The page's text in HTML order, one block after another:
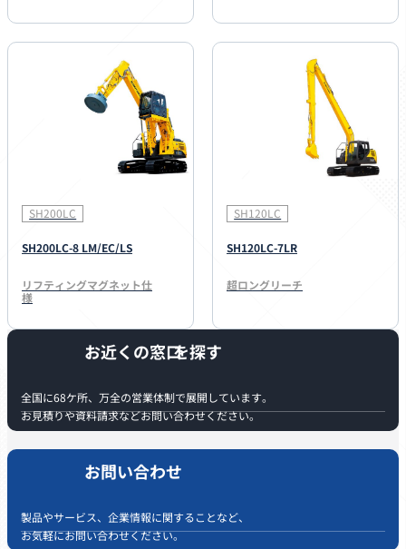
SH200LC
SH200LC-8 LM/EC/LS
リフティングマグネット仕
様
SH120LC
SH120LC-7LR
超ロングリーチ
お近くの窓口
全国に68ケ所、万全の営業体制で展開しています。
お見積りや資料請求などお問い合わせください。
お問い合わせ
製品やサービス、企業情報に関することなど、
お気軽にお問い合わせください。